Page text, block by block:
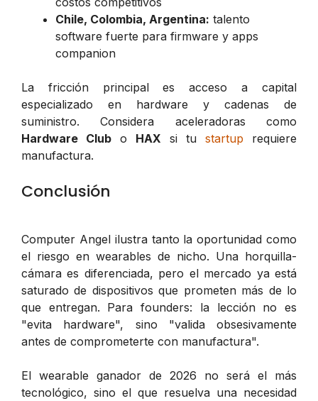
Chile, Colombia, Argentina: talento
software fuerte para firmware y apps
companion
La fricción principal es acceso a capital
especializado en hardware y cadenas de
suministro. Considera aceleradoras como
Hardware Club o HAX si tu startup requiere
manufactura.
Conclusión
Computer Angel ilustra tanto la oportunidad como
el riesgo en wearables de nicho. Una horquilla-
cámara es diferenciada, pero el mercado ya está
saturado de dispositivos que prometen más de lo
que entregan. Para founders: la lección no es
"evita hardware", sino "valida obsesivamente
antes de comprometerte con manufactura".
El wearable ganador de 2026 no será el más
tecnológico, sino el que resuelva una necesidad